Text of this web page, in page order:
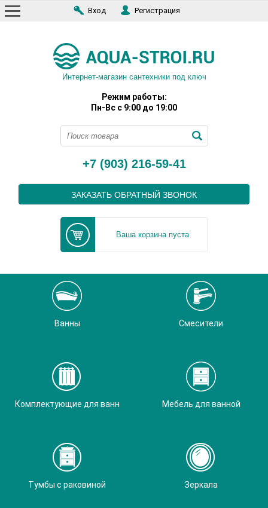
Вход Регистрация
Интернет-магазин сантехники под ключ
Режим работы:
Пн-Вс с 9:00 до 19:00
+7 (903) 216-59-41
ЗАКАЗАТЬ ОБРАТНЫЙ ЗВОНОК
Ваша корзина пуста
Ванны Смесители
Комплектующие для ванн Мебель для ванной
Тумбы с раковиной Зеркала